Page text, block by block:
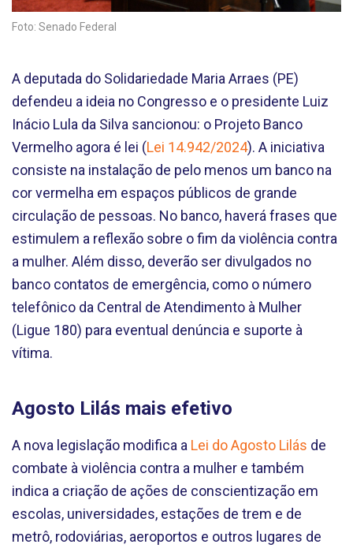
Foto: Senado Federal
‌A deputada do Solidariedade Maria Arraes (PE)
defendeu a ideia no Congresso e o presidente Luiz
Inácio Lula da Silva sancionou: o Projeto Banco
Vermelho agora é lei (Lei 14.942/2024). A iniciativa
consiste na instalação de pelo menos um banco na
cor vermelha em espaços públicos de grande
circulação de pessoas. No banco, haverá frases que
estimulem a reflexão sobre o fim da violência contra
a mulher. Além disso, deverão ser divulgados no
banco contatos de emergência, como o número
telefônico da Central de Atendimento à Mulher
(Ligue 180) para eventual denúncia e suporte à
vítima.
Agosto Lilás mais efetivo
‌A nova legislação modifica a Lei do Agosto Lilás de
combate à violência contra a mulher e também
indica a criação de ações de conscientização em
escolas, universidades, estações de trem e de
metrô, rodoviárias, aeroportos e outros lugares de